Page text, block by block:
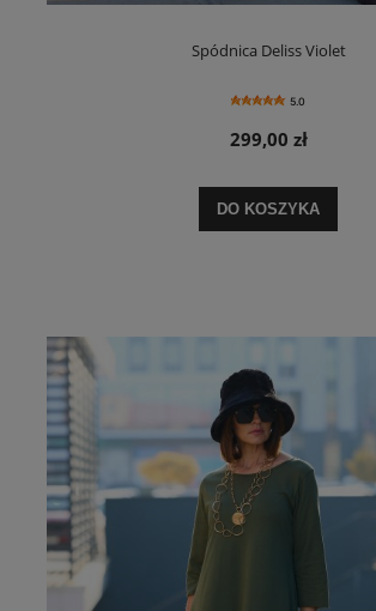
Spódnica Deliss Violet
5.0
299,00 zł
DO KOSZYKA